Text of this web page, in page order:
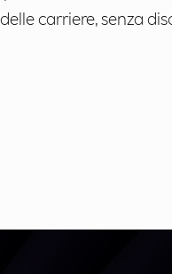
carriere, senza